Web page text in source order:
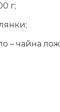
г;
– чайна